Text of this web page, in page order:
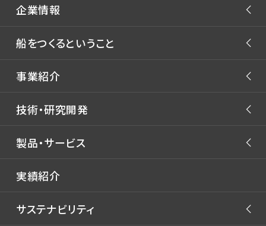
企業情報
ごあいさつ
会社概要
拠点一覧
船をつくるということ
JMUストーリー
洋上風力浮体プロジェクト
JMUの注力技術
新燃料
洋上風力浮体
事業紹介
商船事業
海洋・エンジニアリング事業
技術・研究開発
開発体制
GREEN & SMART
WORKS LABORATORY
生産センター
製品・サービス
製品
バルクキャリア
実績紹介
サステナビリティ